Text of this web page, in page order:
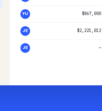
YU $867,000
JE $2,221,012
JE —